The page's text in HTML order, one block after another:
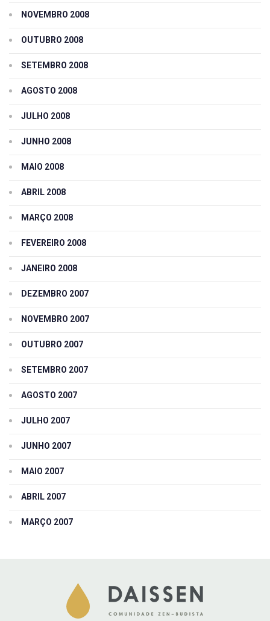
NOVEMBRO 2008
OUTUBRO 2008
SETEMBRO 2008
AGOSTO 2008
JULHO 2008
JUNHO 2008
MAIO 2008
ABRIL 2008
MARÇO 2008
FEVEREIRO 2008
JANEIRO 2008
DEZEMBRO 2007
NOVEMBRO 2007
OUTUBRO 2007
SETEMBRO 2007
AGOSTO 2007
JULHO 2007
JUNHO 2007
MAIO 2007
ABRIL 2007
MARÇO 2007